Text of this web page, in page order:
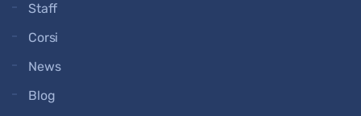
Staff
Corsi
News
Blog